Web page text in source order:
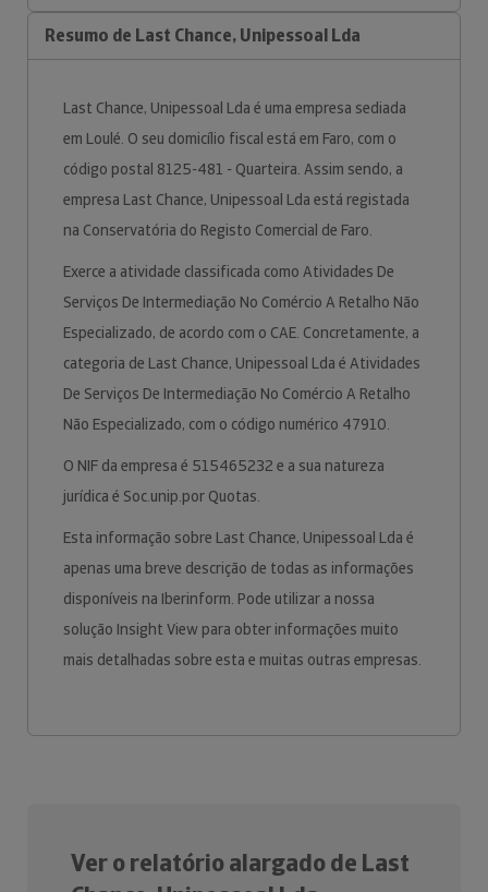
Resumo de Last Chance, Unipessoal Lda
Last Chance, Unipessoal Lda é uma empresa sediada
em Loulé. O seu domicílio fiscal está em Faro, com o
código postal 8125-481 - Quarteira. Assim sendo, a
empresa Last Chance, Unipessoal Lda está registada
na Conservatória do Registo Comercial de Faro.
Exerce a atividade classificada como Atividades De
Serviços De Intermediação No Comércio A Retalho Não
Especializado, de acordo com o CAE. Concretamente, a
categoria de Last Chance, Unipessoal Lda é Atividades
De Serviços De Intermediação No Comércio A Retalho
Não Especializado, com o código numérico 47910.
O NIF da empresa é 515465232 e a sua natureza
jurídica é Soc.unip.por Quotas.
Esta informação sobre Last Chance, Unipessoal Lda é
apenas uma breve descrição de todas as informações
disponíveis na Iberinform. Pode utilizar a nossa
solução Insight View para obter informações muito
mais detalhadas sobre esta e muitas outras empresas.
Ver o relatório alargado de Last